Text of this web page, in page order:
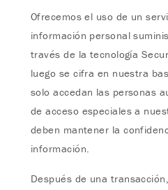
Ofrecemos el uso de un
información personal
través de la tecnología
luego se cifra en nuestra
solo accedan las personas
de acceso especiales a
deben mantener la
información.
Después de una